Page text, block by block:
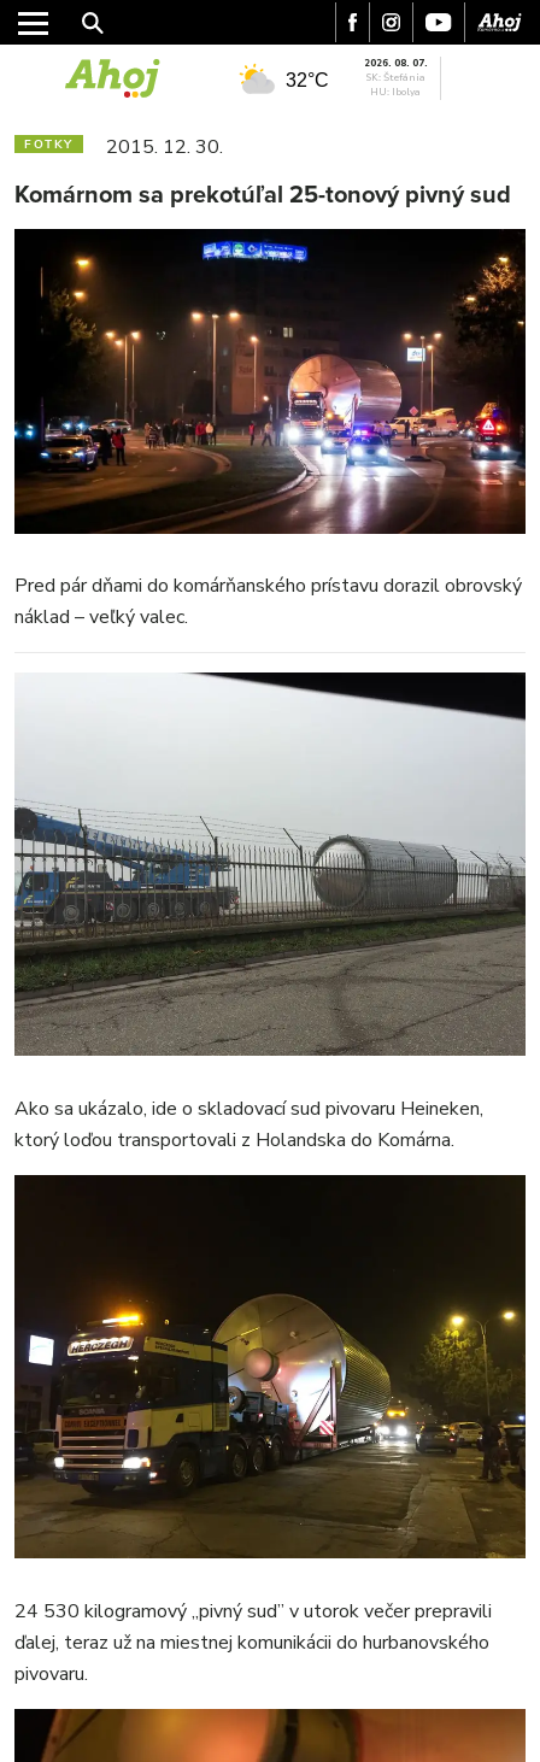
ŠPORT
KULTÚRA
FOTKY
VIDEO
MIX
32°C
2026. 08. 07.
SK: Štefánia
HU: Ibolya
FOTKY 2015. 12. 30.
Komárnom sa prekotúľal 25-tonový pivný sud
Pred pár dňami do komárňanského prístavu dorazil obrovský
náklad – veľký valec.
Ako sa ukázalo, ide o skladovací sud pivovaru Heineken,
ktorý loďou transportovali z Holandska do Komárna.
24 530 kilogramový „pivný sud” v utorok večer prepravili
ďalej, teraz už na miestnej komunikácii do hurbanovského
pivovaru.